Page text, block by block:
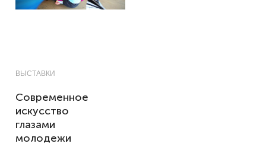
ВЫСТАВКИ
Современное
искусство
глазами
молодежи